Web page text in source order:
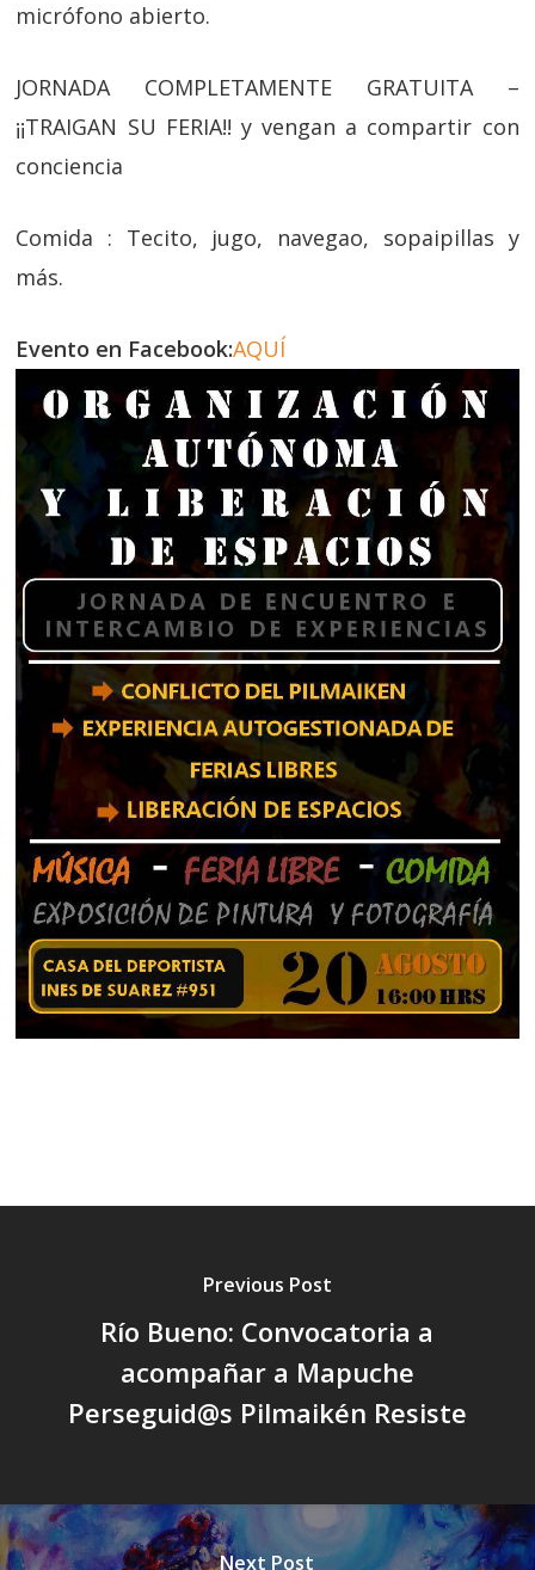
micrófono abierto.
JORNADA COMPLETAMENTE GRATUITA –
¡¡TRAIGAN SU FERIA!! y vengan a compartir con
conciencia
Comida : Tecito, jugo, navegao, sopaipillas y
más.
Evento en Facebook:AQUÍ
Previous Post
Río Bueno: Convocatoria a
acompañar a Mapuche
Perseguid@s Pilmaikén Resiste
Next Post